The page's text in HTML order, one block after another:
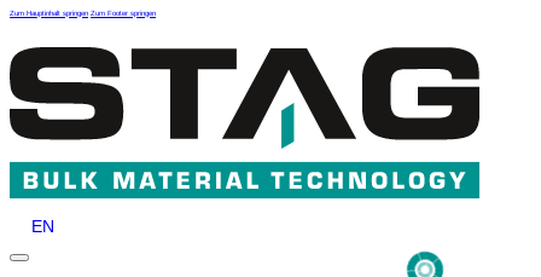
Zum Hauptinhalt springen Zum Footer springen
EN